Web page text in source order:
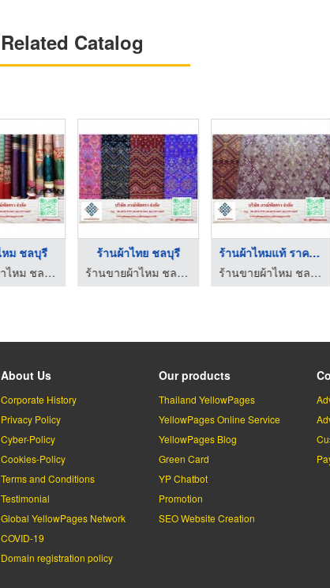
Related Catalog
รับออกแบบผลิตผ้าลายไ ...
ร้านผ้าพิมพ์ลายอย่าง - ผ้าเสมา
รับออกแบบผลิตผ้าลายไ ...
ร้านผ้าพิมพ์ลายอย่าง - ผ้าเสมา
จำหน่ายผ้าลายอย่าง
ร้านผ้าพิมพ์ลายอย่าง - ผ้าเสมา
About Us
Corporate History
Privacy Policy
Cyber-Policy
Cookies-Policy
Terms and Conditions
Testimonial
Global YellowPages Network
COVID-19
Domain registration policy
Our products
Thailand YellowPages
YellowPages Online Service
YellowPages Blog
Green Card
YP Chatbot
Promotion
SEO Website Creation